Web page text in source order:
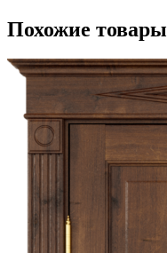
Похожие товары